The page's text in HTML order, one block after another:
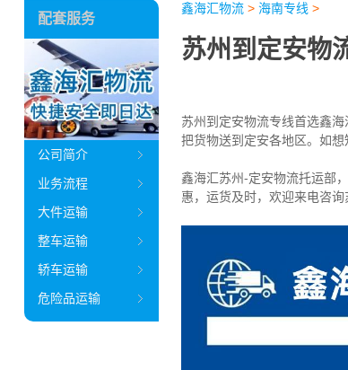
鑫海汇物流> 海南专线 >
苏州到定安物
苏州到定安物流专线首选鑫
把货物送到定安各地区。如想
鑫海汇苏州-定安物流托运部，
惠，运货及时，欢迎来电咨
配套服务
公司简介
业务流程
大件运输
整车运输
轿车运输
危险品运输